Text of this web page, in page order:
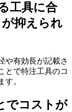
工具に合
抑えられ
や有効長が記載さ
とで特注工具のコ
す。
でコストが